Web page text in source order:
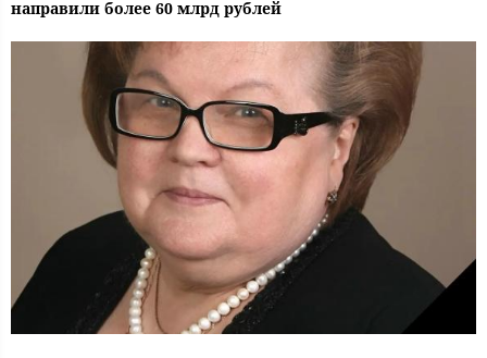
направили более 60 млрд рублей